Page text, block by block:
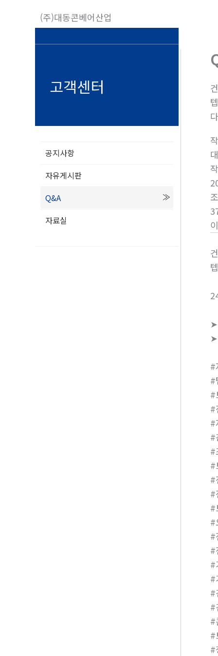
(주)대동콘베어산업
고객센터
공지사항
자유게시판
Q&A
자료실
#
#
#
#
#
#
#
#
#
#
#
#
#
#
#
#
#
#
#
#
#